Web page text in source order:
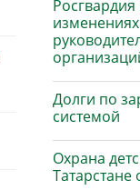
Долги по
системой
Охрана